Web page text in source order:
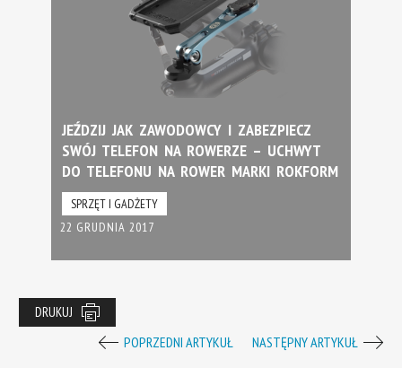
JEŹDZIJ JAK ZAWODOWCY I ZABEZPIECZ
SWÓJ TELEFON NA ROWERZE – UCHWYT
DO TELEFONU NA ROWER MARKI ROKFORM
SPRZĘT I GADŻETY
22 GRUDNIA 2017
DRUKUJ
POPRZEDNI ARTYKUŁ NASTĘPNY ARTYKUŁ